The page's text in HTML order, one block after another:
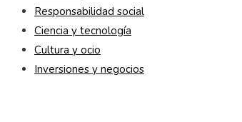
Responsabilidad social
Ciencia y tecnología
Cultura y ocio
Inversiones y negocios